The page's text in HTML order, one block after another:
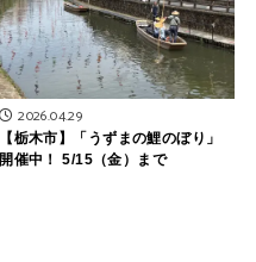
2026.04.29
【栃木市】「うずまの鯉のぼり」
開催中！ 5/15（金）まで